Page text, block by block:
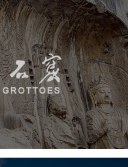
窟
品牌官网 网页设计